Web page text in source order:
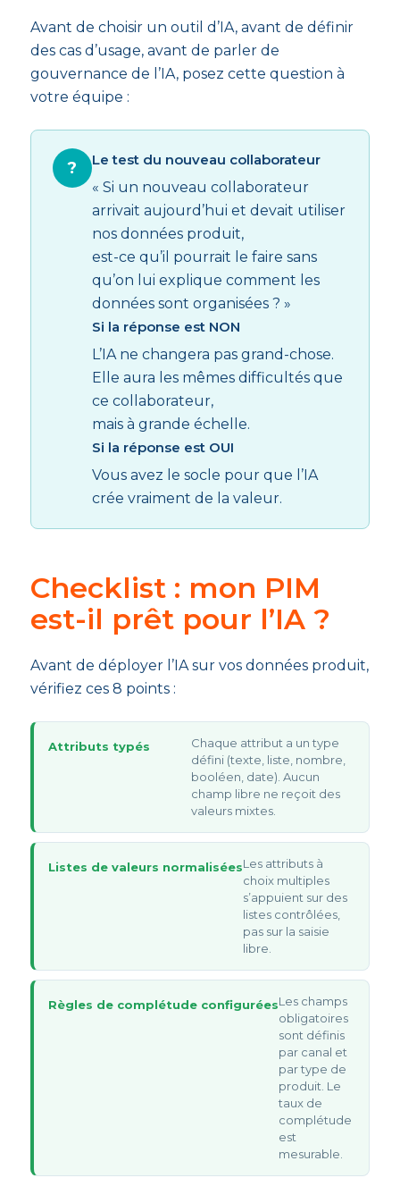
Avant de choisir un outil d’IA, avant de définir
des cas d’usage, avant de parler de
gouvernance de l’IA, posez cette question à
votre équipe :
?
Le test du nouveau collaborateur
« Si un nouveau collaborateur
arrivait aujourd’hui et devait utiliser
nos données produit,
est-ce qu’il pourrait le faire sans
qu’on lui explique comment les
données sont organisées ? »
Si la réponse est NON
L’IA ne changera pas grand-chose.
Elle aura les mêmes difficultés que
ce collaborateur,
mais à grande échelle.
Si la réponse est OUI
Vous avez le socle pour que l’IA
crée vraiment de la valeur.
Checklist : mon PIM
est-il prêt pour l’IA ?
Avant de déployer l’IA sur vos données produit,
vérifiez ces 8 points :
Attributs typés
Chaque attribut a un type
défini (texte, liste, nombre,
booléen, date). Aucun
champ libre ne reçoit des
valeurs mixtes.
Listes de valeurs normaliséesLes attributs à
choix multiples
s’appuient sur des
listes contrôlées,
pas sur la saisie
libre.
Règles de complétude configuréesLes champs
obligatoires
sont définis
par canal et
par type de
produit. Le
taux de
complétude
est
mesurable.